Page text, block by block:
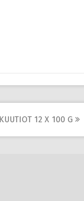
12 X 100 G